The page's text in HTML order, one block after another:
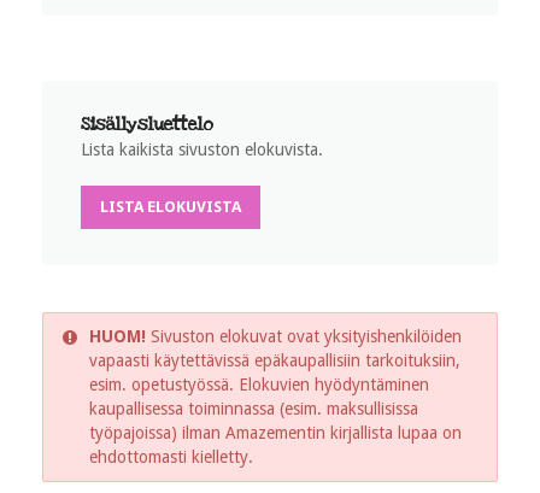
Sisällysluettelo
Lista kaikista sivuston elokuvista.
LISTA ELOKUVISTA
HUOM! Sivuston elokuvat ovat yksityishenkilöiden
vapaasti käytettävissä epäkaupallisiin tarkoituksiin,
esim. opetustyössä. Elokuvien hyödyntäminen
kaupallisessa toiminnassa (esim. maksullisissa
työpajoissa) ilman Amazementin kirjallista lupaa on
ehdottomasti kielletty.